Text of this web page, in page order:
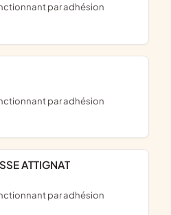
ATTIGNAT